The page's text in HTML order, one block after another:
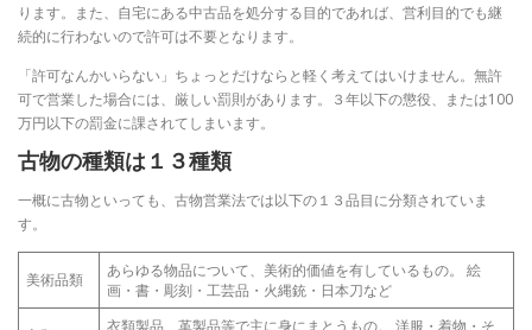
ります。また、自宅にある中古品を処分する目的であれば、営利目的でも継
続的に行わないので許可は不要となります。
「許可なんかいらない」ちょっとだけならと軽く考えてはいけません。無許
可で営業した場合には、厳しい罰則があります。３年以下の懲役、または100
万円以下の罰金に課されてしまいます。
古物の種類は１３種類
一概に古物といっても、古物営業法では以下の１３品目に分類されていま
す。
美術品類
あらゆる物品について、美術的価値を有しているもの。 絵
画・書・彫刻・工芸品・火縄銃・日本刀など